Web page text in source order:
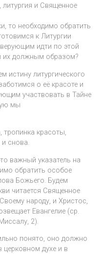
и Священное
то необходимо обратить
к Литургии
идти по этой
их должным образом?
истину литургического
о её красоте и
участвовать в Тайне
мы
тропинка красоты,
снова.
важный указатель на
обратить особое
Божьего. Будем
читается Священное
народу, и Христос,
Евангелие (ср.
2).
понято, оно должно
духе и в